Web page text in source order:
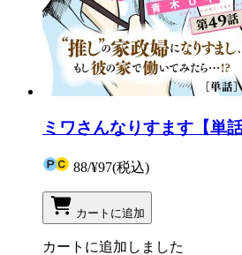
ミワさんなりすます【単
88/¥97(税込)
カートに追加
カートに追加しました